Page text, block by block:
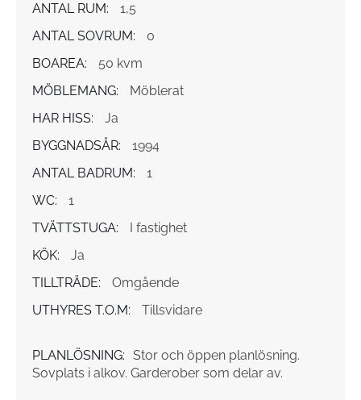
ANTAL RUM:
1,5
ANTAL SOVRUM:
0
BOAREA:
50 kvm
MÖBLEMANG:
Möblerat
HAR HISS:
Ja
BYGGNADSÅR:
1994
ANTAL BADRUM:
1
WC:
1
TVÄTTSTUGA:
I fastighet
KÖK:
Ja
TILLTRÄDE:
Omgående
UTHYRES T.O.M:
Tillsvidare
PLANLÖSNING: Stor och öppen planlösning.
Sovplats i alkov. Garderober som delar av.